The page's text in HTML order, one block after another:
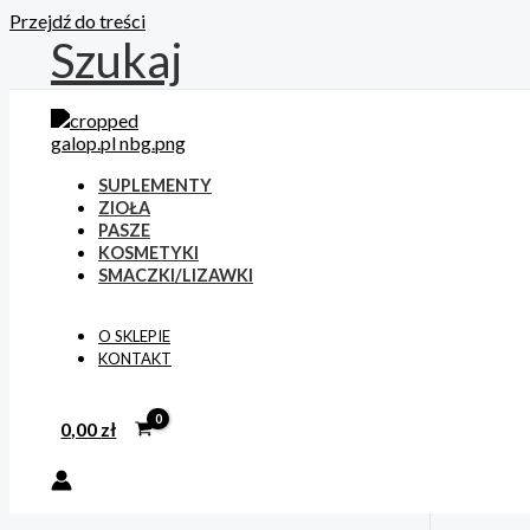
Przejdź do treści
Szukaj
SUPLEMENTY
ZIOŁA
PASZE
KOSMETYKI
SMACZKI/LIZAWKI
O SKLEPIE
KONTAKT
0,00 zł